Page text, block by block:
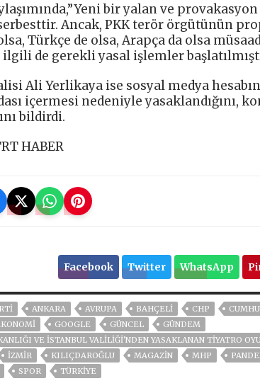
bir yalan ve
Ancak, PKK terör örgütünün
Türkçe de olsa, Arapça da olsa
de gerekli yasal işlemler
Ali Yerlikaya ise sosyal medya
içermesi nedeniyle yasaklandığını,
bildirdi.
HABER
Facebook Twitter WhatsApp
ANKARA AVRUPA BAHÇELİ CHP
GOOGLE GÜNCEL
GÜNDEM
VE İSTANBUL VALILIĞI'NDEN YASAKLANAN TIYATRO
İZMIR KILIÇDAROĞLU MAGAZİN MHP
SPOR TÜRKİYE